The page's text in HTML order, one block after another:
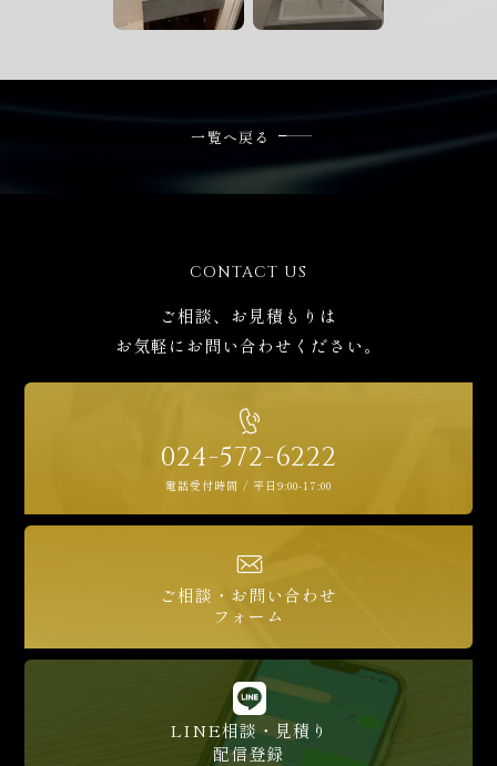
一覧へ戻る
CONTACT US
ご相談、お見積もりは
お気軽にお問い合わせください。
024-572-6222
電話受付時間 / 平日9:00-17:00
ご相談・お問い合わせ
フォーム
LINE相談・見積り
配信登録